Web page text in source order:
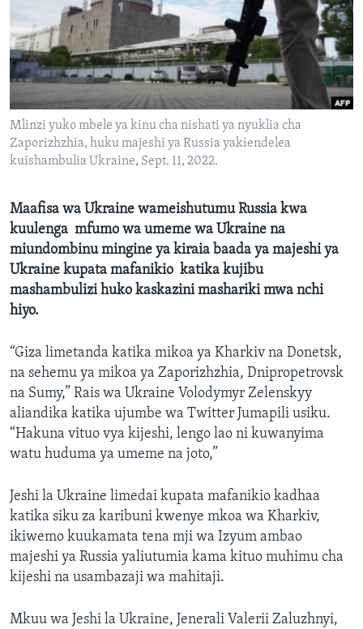
Mlinzi yuko mbele ya kinu cha nishati ya nyuklia cha
Zaporizhzhia, huku majeshi ya Russia yakiendelea
kuishambulia Ukraine, Sept. 11, 2022.
Maafisa wa Ukraine wameishutumu Russia kwa
kuulenga mfumo wa umeme wa Ukraine na
miundombinu mingine ya kiraia baada ya majeshi ya
Ukraine kupata mafanikio katika kujibu
mashambulizi huko kaskazini mashariki mwa nchi
hiyo.
“Giza limetanda katika mikoa ya Kharkiv na Donetsk,
na sehemu ya mikoa ya Zaporizhzhia, Dnipropetrovsk
na Sumy,” Rais wa Ukraine Volodymyr Zelenskyy
aliandika katika ujumbe wa Twitter Jumapili usiku.
“Hakuna vituo vya kijeshi, lengo lao ni kuwanyima
watu huduma ya umeme na joto,”
Jeshi la Ukraine limedai kupata mafanikio kadhaa
katika siku za karibuni kwenye mkoa wa Kharkiv,
ikiwemo kuukamata tena mji wa Izyum ambao
majeshi ya Russia yaliutumia kama kituo muhimu cha
kijeshi na usambazaji wa mahitaji.
Mkuu wa Jeshi la Ukraine, Jenerali Valerii Zaluzhnyi,